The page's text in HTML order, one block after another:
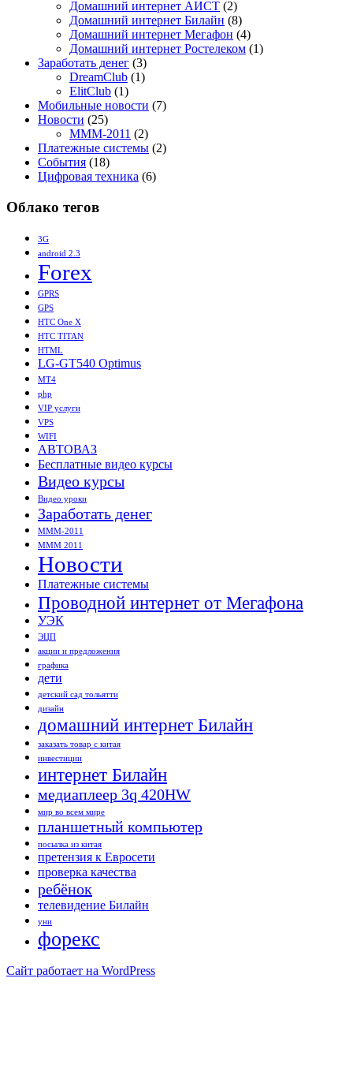
Домашний интернет АИСТ (2)
Домашний интернет Билайн (8)
Домашний интернет Мегафон (4)
Домашний интернет Ростелеком (1)
Заработать денег (3)
DreamClub (1)
ElitClub (1)
Мобильные новости (7)
Новости (25)
МММ-2011 (2)
Платежные системы (2)
События (18)
Цифровая техника (6)
Облако тегов
3G
android 2.3
Forex
GPRS
GPS
HTC One X
HTC TITAN
HTML
LG-GT540 Optimus
MT4
php
VIP услуги
VPS
WIFI
АВТОВАЗ
Бесплатные видео курсы
Видео курсы
Видео уроки
Заработать денег
МММ-2011
МММ 2011
Новости
Платежные системы
Проводной интернет от Мегафона
УЭК
ЭЦП
акции и предложения
графика
дети
детский сад тольятти
дизайн
домашний интернет Билайн
заказать товар с китая
инвестиции
интернет Билайн
медиаплеер 3q 420HW
мир во всем мире
планшетный компьютер
посылка из китая
претензия к Евросети
проверка качества
ребёнок
телевидение Билайн
уни
форекс
Сайт работает на WordPress